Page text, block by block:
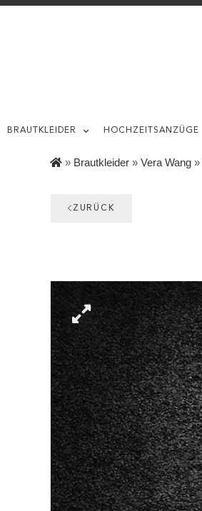
BRAUTKLEIDER HOCHZEITSANZÜGE
» Brautkleider » Vera Wang »
ZURÜCK